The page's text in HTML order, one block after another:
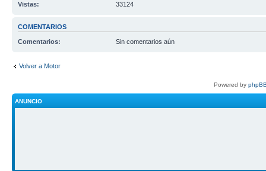
Vistas:
33124
COMENTARIOS
Comentarios: Sin comentarios aún
Volver a Motor
Powered by
ANUNCIO